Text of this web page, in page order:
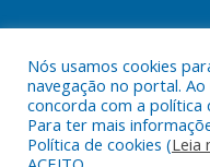
Todos os direitos
Nós usamos cookies
navegação no portal.
concorda com a política
Para ter mais
Política de cookies (Leia